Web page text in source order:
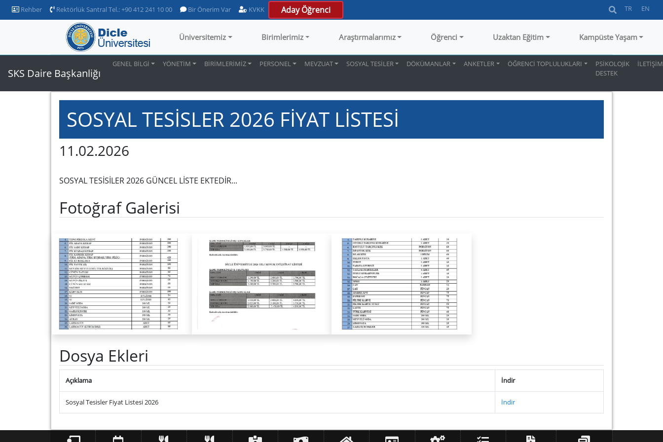
Rehber Rektörlük Santral Tel.: +90 412 241 10 00 Bir Önerim Var KVKK Aday Öğrenci TR EN
Üniversitemiz Birimlerimiz Araştırmalarımız Öğrenci Uzaktan Eğitim Kampüste Yaşam
SKS Daire Başkanliğı
GENEL BİLGİ YÖNETİM BİRİMLERİMİZ PERSONEL MEVZUAT SOSYAL TESİLER DÖKÜMANLAR ANKETLER ÖĞRENCİ TOPLULUKLARI
PSİKOLOJİK
DESTEK
İLETİŞİM
SOSYAL TESİSLER 2026 FİYAT LİSTESİ
11.02.2026
SOSYAL TESİSİLER 2026 GÜNCEL LİSTE EKTEDİR...
Fotoğraf Galerisi
Dosya Ekleri
Açıklama İndir
Sosyal Tesisler Fiyat Listesi 2026 İndir